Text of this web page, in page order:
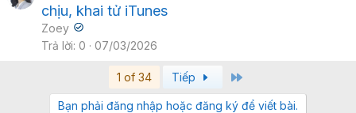
chịu, khai tử iTunes
Zoey
Trả lời 0 07/03/2026
1 of 34 Tiếp
Bạn phải đăng nhập hoặc đăng ký để viết bài.